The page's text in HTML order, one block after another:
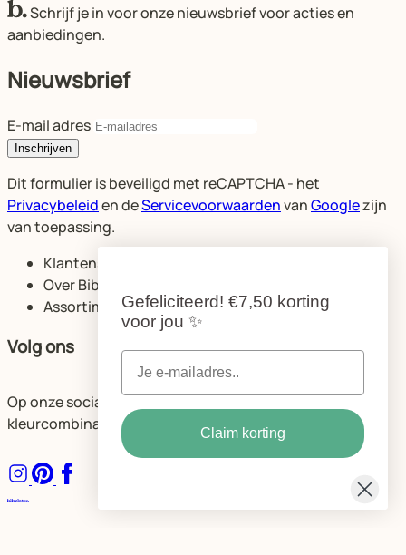
Schrijf je in voor onze nieuwsbrief voor acties en
aanbiedingen.
Nieuwsbrief
E-mail adres
Inschrijven
Dit formulier is beveiligd met reCAPTCHA - het
Privacybeleiden deServicevoorwaardenvanGooglezijn
van toepassing.
Klantenservice
Over Bibelotte
Assortiment
Volg ons
Op onze socials delen we volop ideeën voor de mooiste
kleurcombinaties en ruimtes.
Gefeliciteerd! €7,50 korting
voor jou ✨
Claim korting